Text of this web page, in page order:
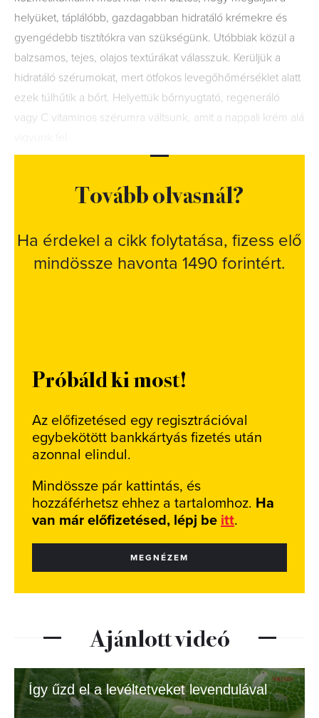
helyüket, táplálóbb, gazdagabban hidratáló krémekre és
gyengédebb tisztítókra van szükségünk. Utóbbiak közül a
balzsamos, tejes, olajos textúrákat válasszuk. Kerüljük a
hidratáló szérumokat, mert ötfokos levegőhőmérséklet alatt
ezek túlhűtik a bőrt. Helyettük bőrnyugtató, regeneráló
vagy C vitaminos szérumra váltsunk, amit a nappali krém alá
Tovább olvasnál?
Ha érdekel a cikk folytatása, fizess elő
mindössze havonta 1490 forintért.
Próbáld ki most!
Az előfizetésed egy regisztrációval
egybekötött bankkártyás fizetés után
azonnal elindul.
Mindössze pár kattintás, és
hozzáférhetsz ehhez a tartalomhoz. Ha
van már előfizetésed, lépj be itt.
MEGNÉZEM
Ajánlott videó
Így űzd el a levéltetveket levendulával